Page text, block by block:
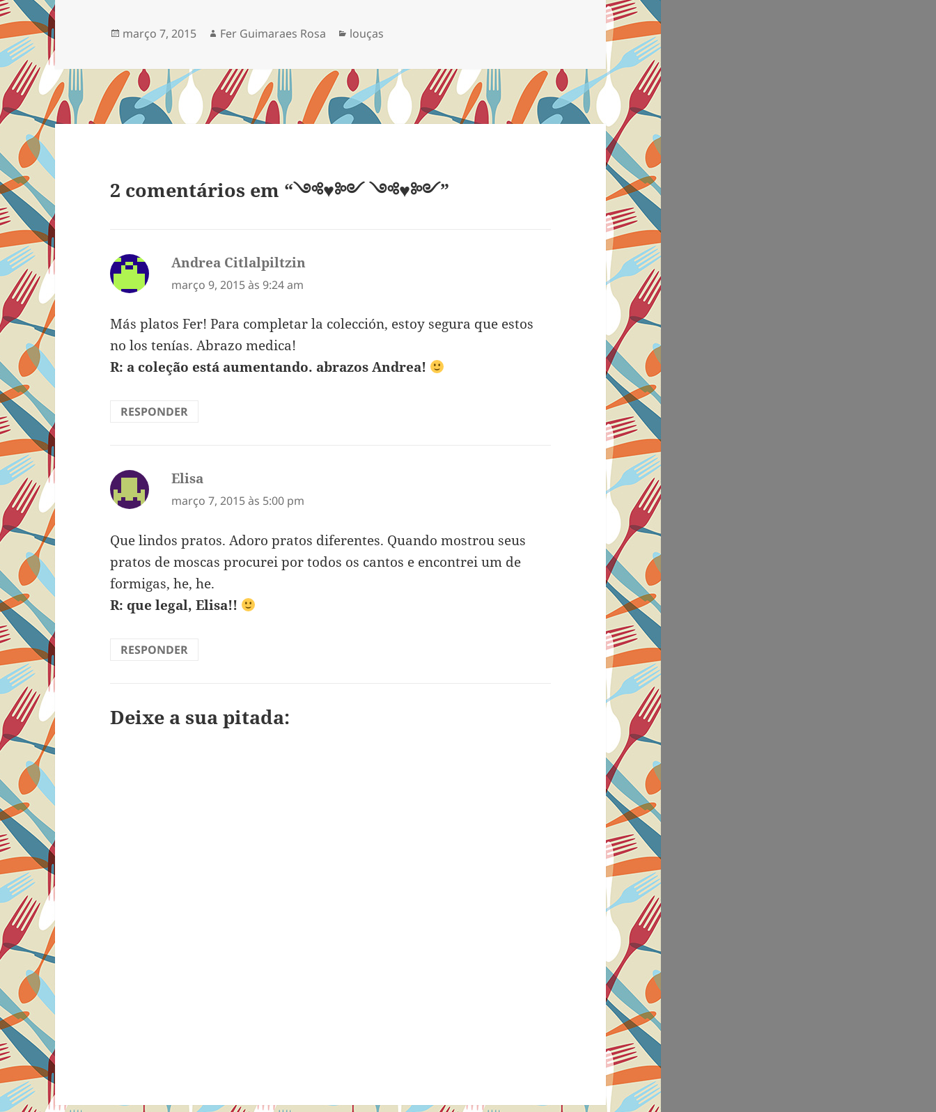
Publicado
março 7, 2015 Autor
Fer Guimaraes Rosa Categorias
louças
2 comentários em “༺♥༻ ༺♥༻”
Andrea Citlalpiltzin
março 9, 2015 às 9:24 am
Más platos Fer! Para completar la colección, estoy segura que estos
no los tenías. Abrazo medica!
R: a coleção está aumentando. abrazos Andrea!
RESPONDER
Elisa
março 7, 2015 às 5:00 pm
Que lindos pratos. Adoro pratos diferentes. Quando mostrou seus
pratos de moscas procurei por todos os cantos e encontrei um de
formigas, he, he.
R: que legal, Elisa!!
RESPONDER
Deixe a sua pitada: